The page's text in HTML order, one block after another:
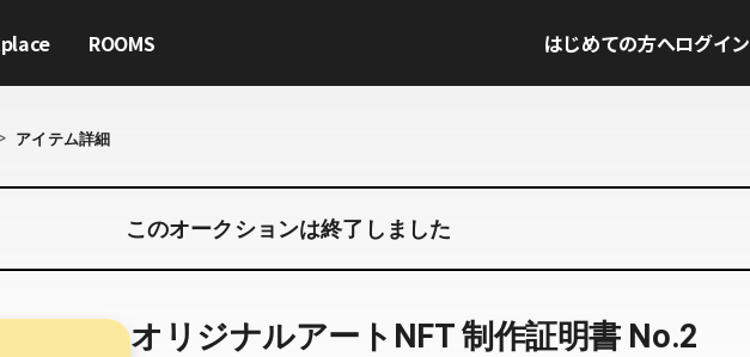
ROOMS はじめての方へログイン
アイテム詳細
このオークションは終了しました
オリジナルアートNFT 制作証明書 No.2